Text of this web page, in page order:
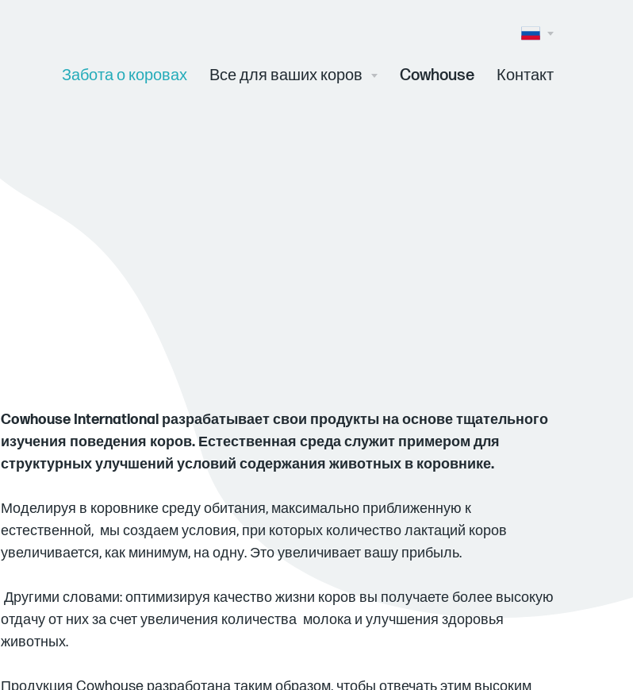
menu
Taalkeuze
(Inhoud)
Забота о коровах Все для ваших коров Cowhouse Контакт
Cowhouse International разрабатывает свои продукты на основе тщательного
изучения поведения коров. Естественная среда служит примером для
структурных улучшений условий содержания животных в коровнике.
Моделируя в коровнике среду обитания, максимально приближенную к
естественной, мы создаем условия, при которых количество лактаций коров
увеличивается, как минимум, на одну. Это увеличивает вашу прибыль.
Другими словами: оптимизируя качество жизни коров вы получаете более высокую
отдачу от них за счет увеличения количества молока и улучшения здоровья
животных.
Продукция Cowhouse разработана таким образом, чтобы отвечать этим высоким